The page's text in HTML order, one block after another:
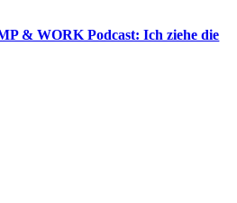
& WORK Podcast: Ich ziehe die